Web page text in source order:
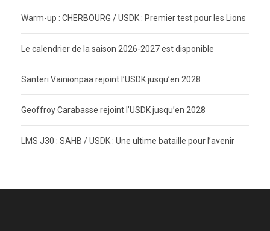
Warm-up : CHERBOURG / USDK : Premier test pour les Lions
Le calendrier de la saison 2026-2027 est disponible
Santeri Vainionpää rejoint l’USDK jusqu’en 2028
Geoffroy Carabasse rejoint l’USDK jusqu’en 2028
LMS J30 : SAHB / USDK : Une ultime bataille pour l’avenir